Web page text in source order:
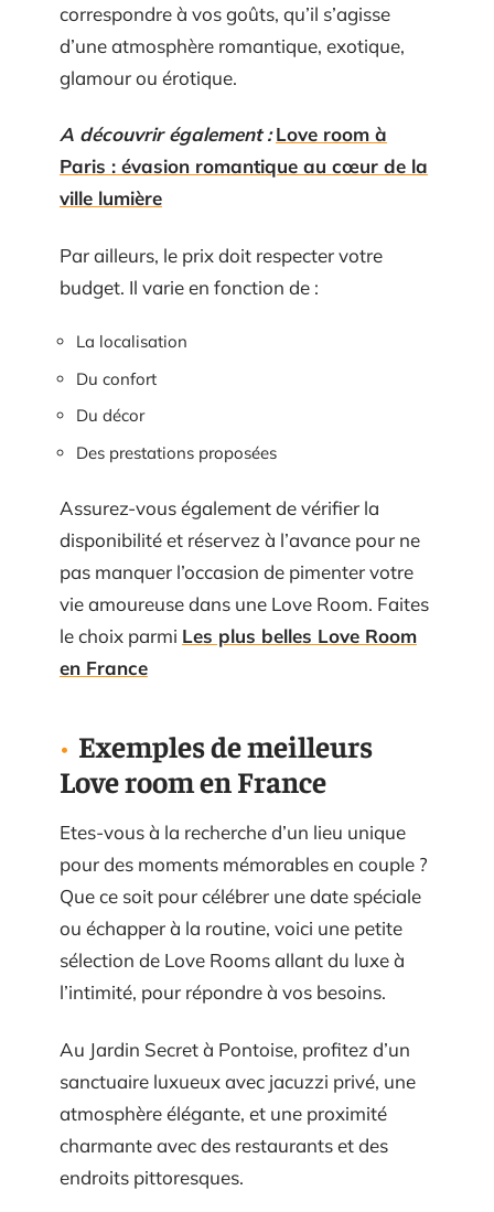
correspondre à vos goûts, qu’il s’agisse
d’une atmosphère romantique, exotique,
glamour ou érotique.
A découvrir également : Love room à
Paris : évasion romantique au cœur de la
ville lumière
Par ailleurs, le prix doit respecter votre
budget. Il varie en fonction de :
La localisation
Du confort
Du décor
Des prestations proposées
Assurez-vous également de vérifier la
disponibilité et réservez à l’avance pour ne
pas manquer l’occasion de pimenter votre
vie amoureuse dans une Love Room. Faites
le choix parmi Les plus belles Love Room
en France
Exemples de meilleurs
Love room en France
Etes-vous à la recherche d’un lieu unique
pour des moments mémorables en couple ?
Que ce soit pour célébrer une date spéciale
ou échapper à la routine, voici une petite
sélection de Love Rooms allant du luxe à
l’intimité, pour répondre à vos besoins.
Au Jardin Secret à Pontoise, profitez d’un
sanctuaire luxueux avec jacuzzi privé, une
atmosphère élégante, et une proximité
charmante avec des restaurants et des
endroits pittoresques.